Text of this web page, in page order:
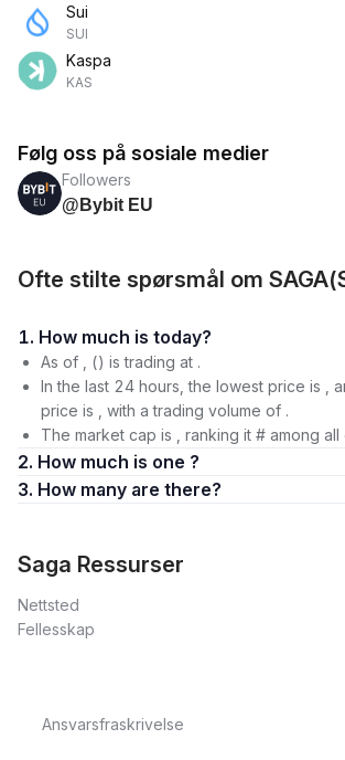
Sui
SUI
Kaspa
KAS
Følg oss på sosiale medier
Followers
@Bybit EU
Ofte stilte spørsmål om
1. How much is today?
As of , () is trading at .
In the last 24 hours, the lowest price is ,
price is , with a trading volume of .
The market cap is , ranking it # among
2. How much is one ?
3. How many are there?
Saga Ressurser
Nettsted
Fellesskap
Ansvarsfraskrivelse